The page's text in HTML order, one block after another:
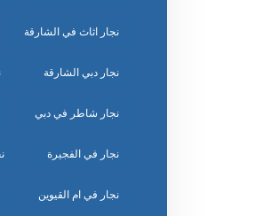
نجار اثاث في الشارقة
نجار دبي الشارقة
نجار شاطر في دبي
نجار في الفجيرة
نجار في ام القيوين